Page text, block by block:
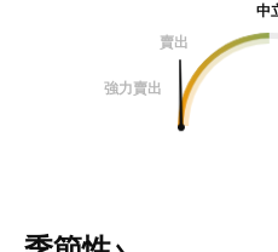
中
賣出
強力賣出